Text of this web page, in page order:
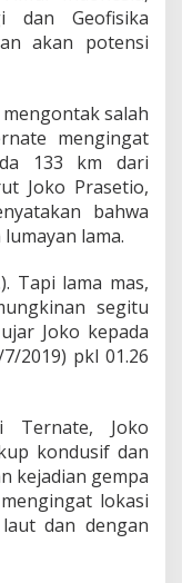
dan Geofisika
akan potensi
salah
mengingat
133 km dari
Joko Prasetio,
bahwa
lama.
Tapi lama mas,
segitu
Joko kepada
2019) pkl 01.26
Ternate, Joko
kondusif dan
kejadian gempa
lokasi
dan dengan